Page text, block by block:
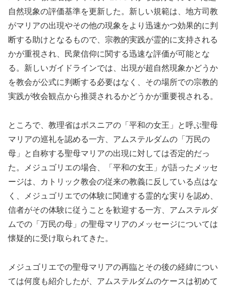
自然現象の評価基準を更新した。新しい規範は、地方司教
がマリアの出現やその他の現象をより迅速かつ効果的に判
断する助けとなるもので、宗教的実践が霊的に支持される
かが重視され、民衆信仰に関する迅速な評価が可能とな
る。新しいガイドラインでは、出現が超自然現象かどうか
を教会が公式に判断する必要はなく、その場所での宗教的
実践が牧会観点から推奨されるかどうかが重要視される。
ところで、教理省はボスニアの「平和の女王」と呼ぶ聖母
マリアの巡礼を認める一方、アムステルダムの「万民の
母」と自称する聖母マリアの出現に対しては否定的だっ
た。メジュゴリエの場合、「平和の女王」が語ったメッセ
ージは、カトリック教会の従来の教義に反している点はな
く、メジュゴリエでの体験に関連する霊的な実りを認め、
信者がその体験に従うことを歓迎する一方、アムステルダ
ムでの「万民の母」の聖母マリアのメッセージについては
懐疑的に受け取られてきた。
メジュゴリエでの聖母マリアの再臨とその後の経緯につい
ては何度も紹介したが、アムステルダムのケースは初めて